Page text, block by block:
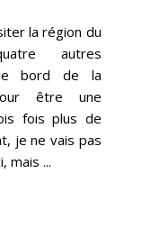
la région du
autres
le bord de la
être une
fois plus de
je ne vais pas
mais ...